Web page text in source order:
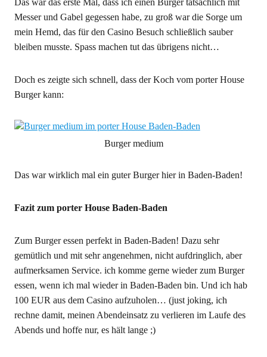
Das war das erste Mal, dass ich einen Burger tatsächlich mit
Messer und Gabel gegessen habe, zu groß war die Sorge um
mein Hemd, das für den Casino Besuch schließlich sauber
bleiben musste. Spass machen tut das übrigens nicht…
Doch es zeigte sich schnell, dass der Koch vom porter House
Burger kann:
Burger medium
Das war wirklich mal ein guter Burger hier in Baden-Baden!
Fazit zum porter House Baden-Baden
Zum Burger essen perfekt in Baden-Baden! Dazu sehr
gemütlich und mit sehr angenehmen, nicht aufdringlich, aber
aufmerksamen Service. ich komme gerne wieder zum Burger
essen, wenn ich mal wieder in Baden-Baden bin. Und ich hab
100 EUR aus dem Casino aufzuholen… (just joking, ich
rechne damit, meinen Abendeinsatz zu verlieren im Laufe des
Abends und hoffe nur, es hält lange ;)